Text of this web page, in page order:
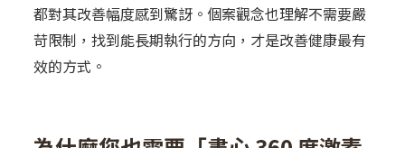
都對其改善幅度感到驚訝。個案觀念也理解不需要嚴
苛限制，找到能長期執行的方向，才是改善健康最有
效的方式。